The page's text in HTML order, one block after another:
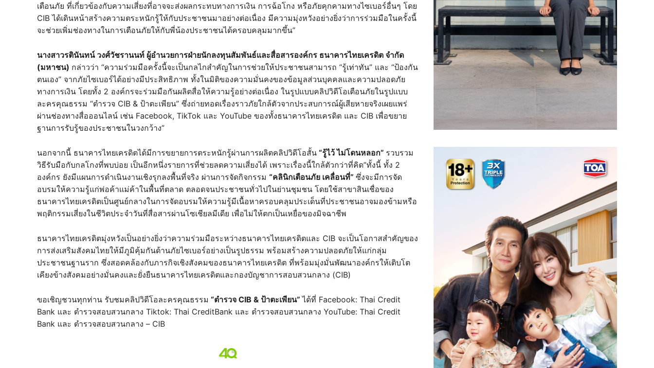
เตือนภัย ที่เกี่ยวข้องกับความเสี่ยงที่อาจจะส่งผลกระทบทางการเงิน การฉ้อโกง หรือภัยคุกคามทางไซเบอร์อื่นๆ โดย
CIB ได้เดินหน้าสร้างความตระหนักรู้ให้กับประชาชนมาอย่างต่อเนื่อง มีความมุ่งหวังอย่างยิ่งว่าการร่วมมือในครั้งนี้
จะช่วยเพิ่มช่องทางในการเตือนภัยให้กับพี่น้องประชาชนได้ครอบคลุมมากขึ้น”
นางสาวรตินันทน์ วงศ์วัชรานนท์ ผู้อำนวยการฝ่ายนักลงทุนสัมพันธ์และสื่อสารองค์กร ธนาคารไทยเครดิต จำกัด
(มหาชน) กล่าวว่า “ความร่วมมือครั้งนี้จะเป็นกลไกสำคัญในการช่วยให้ประชาชนสามารถ “รู้เท่าทัน” และ “ป้องกัน
ตนเอง” จากภัยไซเบอร์ได้อย่างมีประสิทธิภาพ ทั้งในมิติของความมั่นคงของข้อมูลส่วนบุคคลและความปลอดภัย
ทางการเงิน โดยทั้ง 2 องค์กรจะร่วมมือกันผลิตสื่อให้ความรู้อย่างต่อเนื่อง ในรูปแบบคลิปวิดีโอเตือนภัยในรูปแบบ
ละครคุณธรรม “ตำรวจ CIB & ป้าตะเพียน” ซึ่งถ่ายทอดเรื่องราวภัยใกล้ตัวจากประสบการณ์ผู้เสียหายจริงเผยแพร่
ผ่านช่องทางสื่อออนไลน์ เช่น Facebook, TikTok และ YouTube ของทั้งธนาคารไทยเครดิต และ CIB เพื่อขยาย
ฐานการรับรู้ของประชาชนในวงกว้าง”
นอกจากนี้ ธนาคารไทยเครดิตได้มีการขยายการตระหนักรู้ผ่านการผลิตคลิปวิดีโอสั้น “รู้ไว้ ไม่โดนหลอก” รวบรวม
วิธีรับมือกับกลโกงที่พบบ่อย เป็นอีกหนึ่งรายการที่ช่วยลดความเสี่ยงได้ เพราะเรื่องนี้ใกล้ตัวกว่าที่คิด”ทั้งนี้ ทั้ง 2
องค์กร ยังมีแผนการดำเนินงานเชิงรุกลงพื้นที่จริง ผ่านการจัดกิจกรรม “คลินิกเตือนภัย เคลื่อนที่” ซึ่งจะมีการจัด
อบรมให้ความรู้แก่พ่อค้าแม่ค้าในพื้นที่ตลาด ตลอดจนประชาชนทั่วไปในย่านชุมชน โดยใช้สาขาสินเชื่อของ
ธนาคารไทยเครดิตเป็นศูนย์กลางในการจัดอบรมให้ความรู้มีเนื้อหาครอบคลุมประเด็นที่ประชาชนอาจมองข้ามหรือ
พฤติกรรมเสี่ยงในชีวิตประจำวันที่สื่อสารผ่านโซเชียลมีเดีย เพื่อไม่ให้ตกเป็นเหยื่อของมิจฉาชีพ
ธนาคารไทยเครดิตมุ่งหวังเป็นอย่างยิ่งว่าความร่วมมือระหว่างธนาคารไทยเครดิตและ CIB จะเป็นโอกาสสำคัญของ
การส่งเสริมสังคมไทยให้มีภูมิคุ้มกันด้านภัยไซเบอร์อย่างเป็นรูปธรรม พร้อมสร้างความปลอดภัยให้แก่กลุ่ม
ประชาชนฐานราก ซึ่งสอดคล้องกับภารกิจเชิงสังคมของธนาคารไทยเครดิต ที่พร้อมมุ่งมั่นพัฒนาองค์กรให้เติบโต
เคียงข้างสังคมอย่างมั่นคงและยั่งยืนธนาคารไทยเครดิตและกองบัญชาการสอบสวนกลาง (CIB)
ขอเชิญชวนทุกท่าน รับชมคลิปวิดีโอละครคุณธรรม “ตำรวจ CIB & ป้าตะเพียน”ได้ที่ Facebook: Thai Credit
Bank และ ตํารวจสอบสวนกลาง Tiktok: Thai CreditBank และ ตํารวจสอบสวนกลาง YouTube: Thai Credit
Bank และ ตํารวจสอบสวนกลาง – CIB